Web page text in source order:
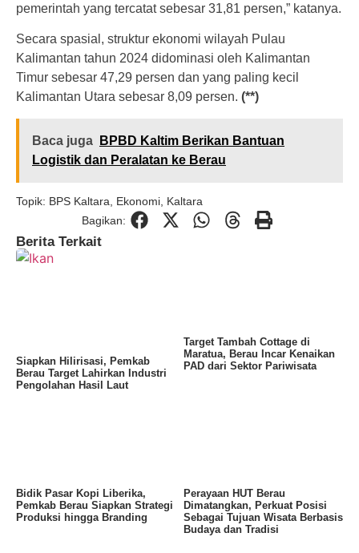
pemerintah yang tercatat sebesar 31,81 persen,” katanya.
Secara spasial, struktur ekonomi wilayah Pulau
Kalimantan tahun 2024 didominasi oleh Kalimantan
Timur sebesar 47,29 persen dan yang paling kecil
Kalimantan Utara sebesar 8,09 persen. (**)
Baca juga
BPBD Kaltim Berikan Bantuan
Logistik dan Peralatan ke Berau
Topik: BPS Kaltara Ekonomi Kaltara
Bagikan:
Berita Terkait
Siapkan Hilirisasi, Pemkab
Berau Target Lahirkan Industri
Pengolahan Hasil Laut
Target Tambah Cottage di
Maratua, Berau Incar Kenaikan
PAD dari Sektor Pariwisata
Bidik Pasar Kopi Liberika,
Pemkab Berau Siapkan Strategi
Produksi hingga Branding
Perayaan HUT Berau
Dimatangkan, Perkuat Posisi
Sebagai Tujuan Wisata Berbasis
Budaya dan Tradisi